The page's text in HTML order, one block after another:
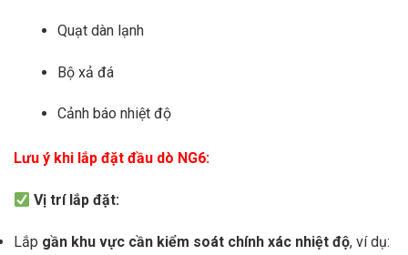
Quạt dàn lạnh
Bộ xả đá
Cảnh báo nhiệt độ
Lưu ý khi lắp đặt đầu dò NG6:
Vị trí lắp đặt:
Lắp gần khu vực cần kiểm soát chính xác nhiệt độ, ví dụ: